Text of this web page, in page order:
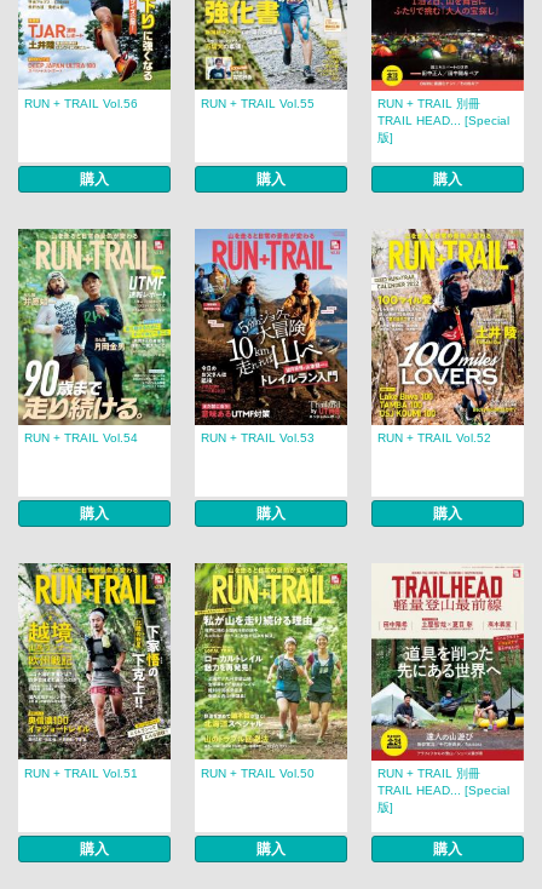
RUN + TRAIL Vol.56
購入
RUN + TRAIL Vol.55
購入
RUN + TRAIL 別冊
TRAIL HEAD... [Special
版]
購入
RUN + TRAIL Vol.54
購入
RUN + TRAIL Vol.53
購入
RUN + TRAIL Vol.52
購入
RUN + TRAIL Vol.51
購入
RUN + TRAIL Vol.50
購入
RUN + TRAIL 別冊
TRAIL HEAD... [Special
版]
購入